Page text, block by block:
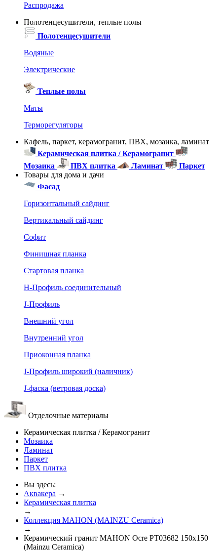
Распродажа
Полотенцесушители, теплые полы
Полотенцесушители
Водяные
Электрические
Теплые полы
Маты
Терморегуляторы
Кафель, паркет, керамогранит, ПВХ, мозаика, ламинат
Керамическая плитка / Керамогранит
Мозаика
ПВХ плитка Ламинат
Паркет
Товары для дома и дачи
Фасад
Горизонтальный сайдинг
Вертикальный сайдинг
Софит
Финишная планка
Стартовая планка
Н-Профиль соединительный
J-Профиль
Внешний угол
Внутренний угол
Приоконная планка
J-Профиль широкий (наличник)
J-фаска (ветровая доска)
Отделочные материалы
Керамическая плитка / Керамогранит
Мозаика
Ламинат
Паркет
ПВХ плитка
Вы здесь:
Аквакера →
Керамическая плитка
→
Коллекция MAHON (MAINZU Ceramica)
→
Керамический гранит MAHON Ocre PT03682 150x150
(Mainzu Ceramica)